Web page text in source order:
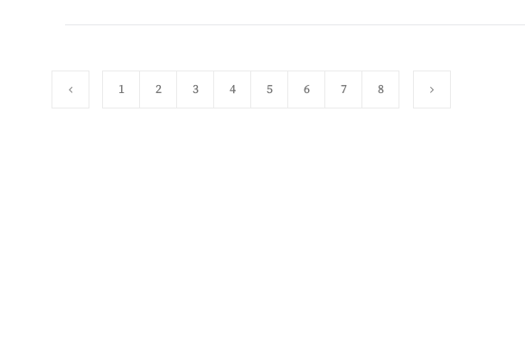
1 2 3 4 5 6 7 8